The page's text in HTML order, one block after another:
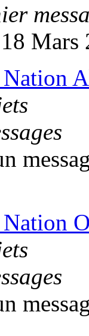
Mars